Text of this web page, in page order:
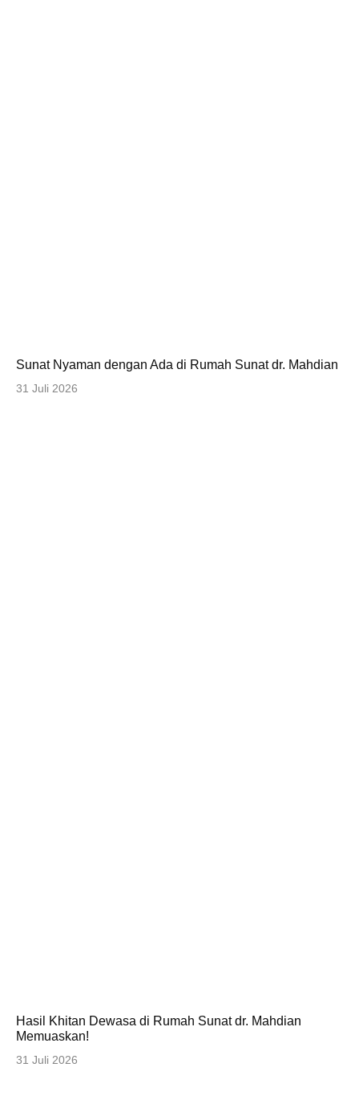
Sunat Nyaman dengan Ada di Rumah Sunat dr. Mahdian
31 Juli 2026
Hasil Khitan Dewasa di Rumah Sunat dr. Mahdian
Memuaskan!
31 Juli 2026